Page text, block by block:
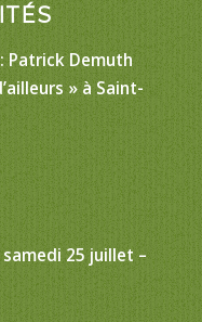
Patrick Demuth
» à Saint-
samedi 25 juillet –